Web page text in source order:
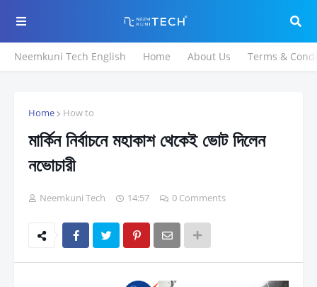
Neemkuni Tech English Home About Us Terms &
Home How to
মার্কিন নির্বাচনে মহাকাশ থেকেই ভোট দিলেন
নভোচারী
Neemkuni Tech 14:57 0 Comments